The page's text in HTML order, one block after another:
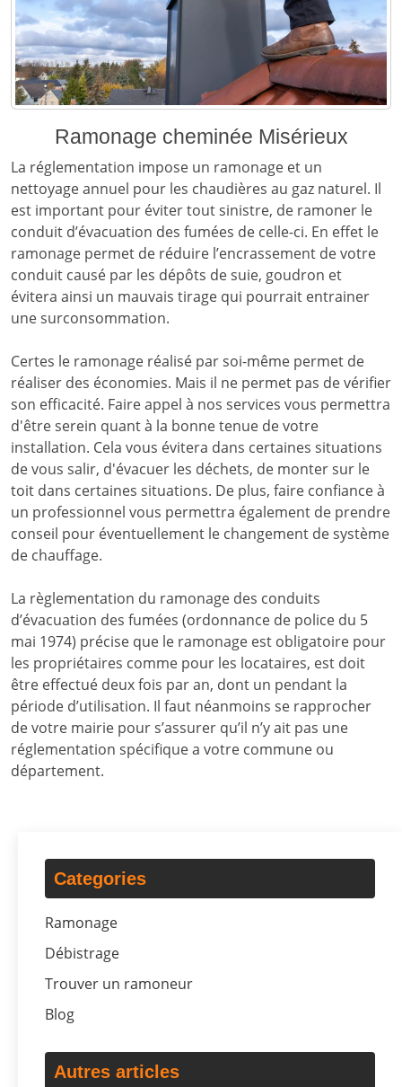
Ramonage cheminée Misérieux
La réglementation impose un ramonage et un
nettoyage annuel pour les chaudières au gaz naturel. Il
est important pour éviter tout sinistre, de ramoner le
conduit d’évacuation des fumées de celle-ci. En effet le
ramonage permet de réduire l’encrassement de votre
conduit causé par les dépôts de suie, goudron et
évitera ainsi un mauvais tirage qui pourrait entrainer
une surconsommation.
Certes le ramonage réalisé par soi-même permet de
réaliser des économies. Mais il ne permet pas de vérifier
son efficacité. Faire appel à nos services vous permettra
d'être serein quant à la bonne tenue de votre
installation. Cela vous évitera dans certaines situations
de vous salir, d'évacuer les déchets, de monter sur le
toit dans certaines situations. De plus, faire confiance à
un professionnel vous permettra également de prendre
conseil pour éventuellement le changement de système
de chauffage.
La règlementation du ramonage des conduits
d’évacuation des fumées (ordonnance de police du 5
mai 1974) précise que le ramonage est obligatoire pour
les propriétaires comme pour les locataires, est doit
être effectué deux fois par an, dont un pendant la
période d’utilisation. Il faut néanmoins se rapprocher
de votre mairie pour s’assurer qu’il n’y ait pas une
réglementation spécifique a votre commune ou
département.
Categories
Ramonage
Débistrage
Trouver un ramoneur
Blog
Autres articles